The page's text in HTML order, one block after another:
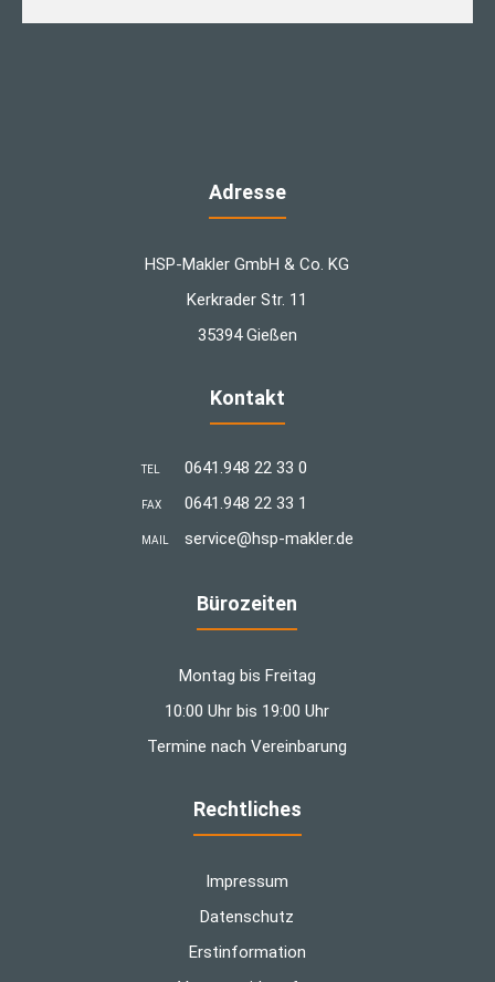
Adresse
HSP-Makler GmbH & Co. KG
Kerkrader Str. 11
35394 Gießen
Kontakt
TEL 0641.948 22 33 0
FAX 0641.948 22 33 1
MAIL ­service@hsp-makler.de
Bürozeiten
Montag bis Freitag
10:00 Uhr bis 19:00 Uhr
Termine nach Vereinbarung
Rechtliches
Impressum
Datenschutz
Erstinformation